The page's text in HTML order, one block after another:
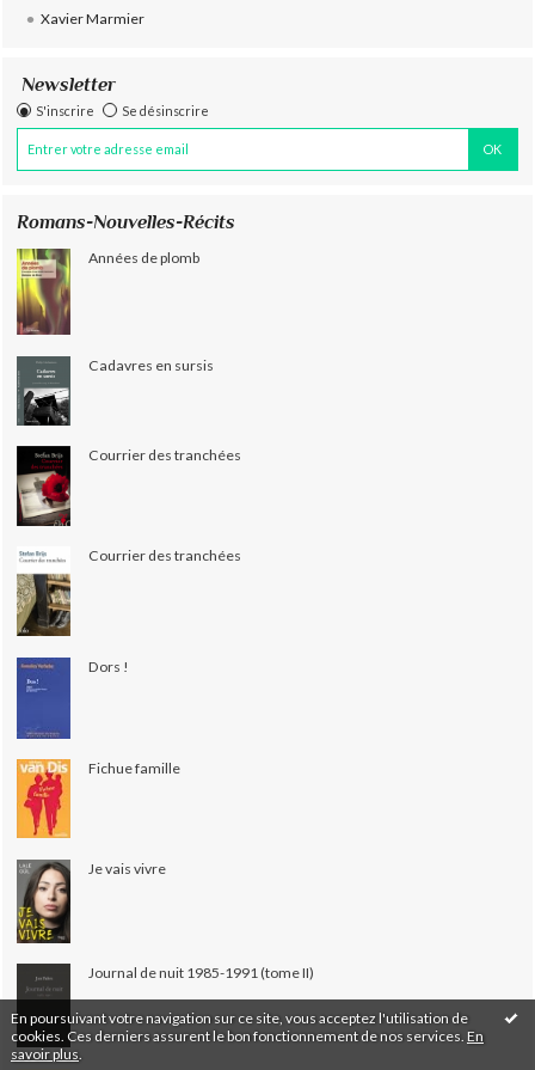
En poursuivant votre navigation sur ce site, vous acceptez l'utilisation de
cookies. Ces derniers assurent le bon fonctionnement de nos services. En
savoir plus
Xavier Marmier
Newsletter
S'inscrire Se désinscrire
Romans-Nouvelles-Récits
Années de plomb
Cadavres en sursis
Courrier des tranchées
Courrier des tranchées
Dors !
Fichue famille
Je vais vivre
Journal de nuit 1985-1991 (tome II)